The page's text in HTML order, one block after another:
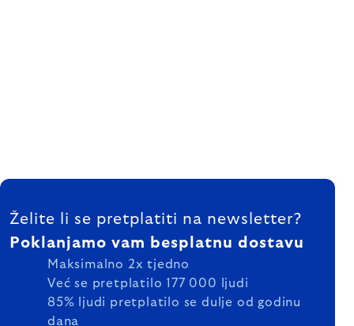
FOOTER
Želite li se pretplatiti na newsletter?
Poklanjamo vam besplatnu dostavu
Maksimalno 2x tjedno
Već se pretplatilo 177 000 ljudi
85% ljudi pretplatilo se dulje od godinu
dana